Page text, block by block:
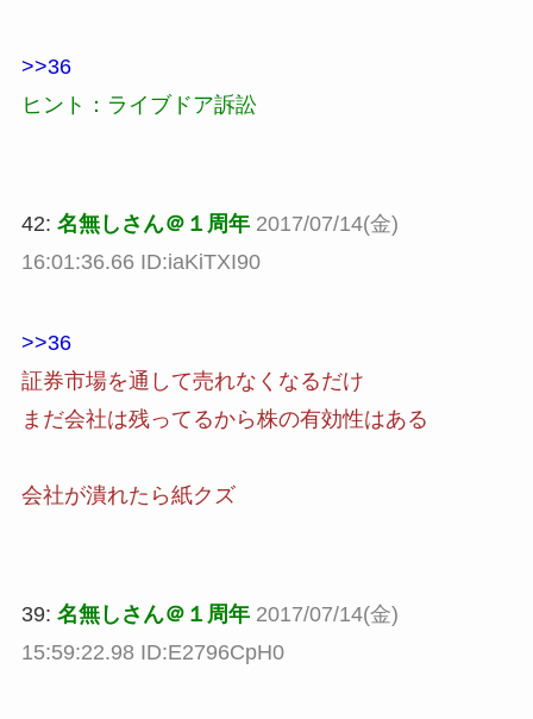
>>36
ヒント：ライブドア訴訟
42: 名無しさん＠１周年 2017/07/14(金)
16:01:36.66 ID:iaKiTXI90
>>36
証券市場を通して売れなくなるだけ
まだ会社は残ってるから株の有効性はある
会社が潰れたら紙クズ
39: 名無しさん＠１周年 2017/07/14(金)
15:59:22.98 ID:E2796CpH0